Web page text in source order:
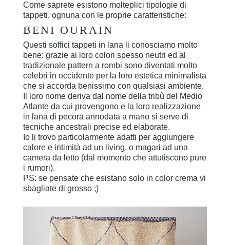
Come saprete esistono molteplici tipologie di
tappeti, ognuna con le proprie caratteristiche:
BENI OURAIN
Questi soffici tappeti in lana li conosciamo molto
bene: grazie ai loro colori spesso neutri ed al
tradizionale pattern a rombi sono diventati molto
celebri in occidente per la loro estetica minimalista
che si accorda benissimo con qualsiasi ambiente.
Il loro nome deriva dal nome della tribù del Medio
Atlante da cui provengono e la loro realizzazione
in lana di pecora annodata a mano si serve di
tecniche ancestrali precise ed elaborate.
Io li trovo particolarmente adatti per aggiungere
calore e intimità ad un living, o magari ad una
camera da letto (dal momento che attutiscono pure
i rumori).
PS: se pensate che esistano solo in color crema vi
sbagliate di grosso ;)